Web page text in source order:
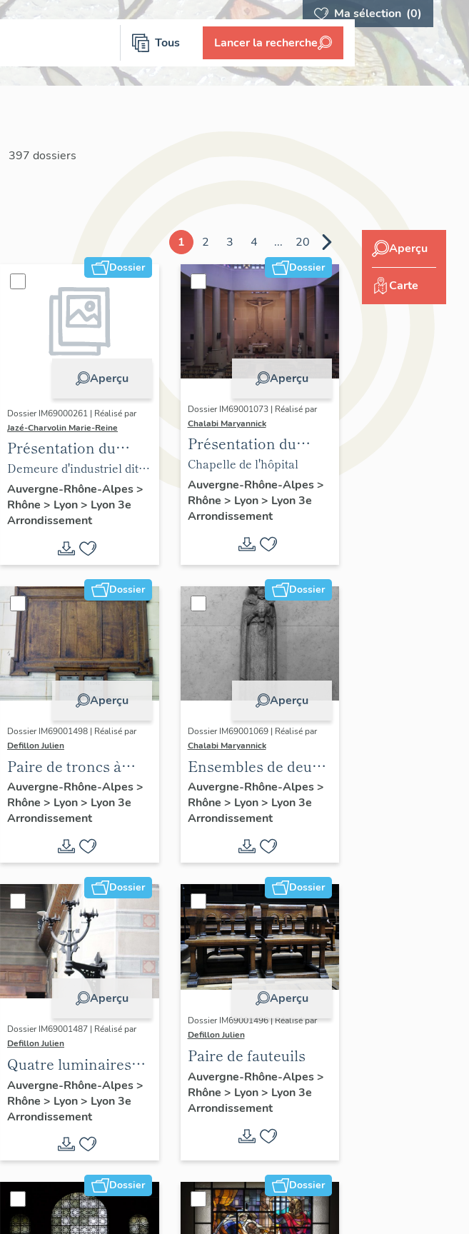
Ma sélection (0)
Tous Lancer la recherche
397 dossiers
1 2 3 4 ... 20
Dossier
Aperçu
Dossier IM69000261 | Réalisé par
Jazé-Charvolin Marie-Reine
Présentation du
mobilier du la villa
Berliet
Demeure d'industriel dite
villa Berliet actuellement
Fondation de l'automobile
Maruis Berlet centre
d'archives industrielles.
Auvergne-Rhône-Alpes>
Rhône > Lyon> Lyon 3e
Arrondissement
Dossier
Aperçu
Dossier IM69001073 | Réalisé par
Chalabi Maryannick
Présentation du
mobilier de la
chapelle de l'hôpital
Edouard-Herriot
Chapelle de l'hôpital
Auvergne-Rhône-Alpes>
Rhône > Lyon> Lyon 3e
Arrondissement
Dossier
Aperçu
Dossier IM69001498 | Réalisé par
Defillon Julien
Paire de troncs à
quêter protestants
Auvergne-Rhône-Alpes>
Rhône > Lyon> Lyon 3e
Arrondissement
Dossier
Aperçu
Dossier IM69001069 | Réalisé par
Chalabi Maryannick
Ensembles de deux
statues de la Vierge
à l'enfant et de Saint-
Joseph
Auvergne-Rhône-Alpes>
Rhône > Lyon> Lyon 3e
Arrondissement
Dossier
Aperçu
Dossier IM69001487 | Réalisé par
Defillon Julien
Quatre luminaires
d'applique
Auvergne-Rhône-Alpes>
Rhône > Lyon> Lyon 3e
Arrondissement
Dossier
Aperçu
Dossier IM69001496 | Réalisé par
Defillon Julien
Paire de fauteuils
Auvergne-Rhône-Alpes>
Rhône > Lyon> Lyon 3e
Arrondissement
Dossier Dossier
Aperçu
Carte